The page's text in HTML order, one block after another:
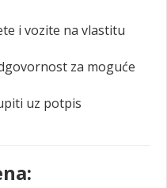
i vozite na vlastitu
za moguće
uz potpis